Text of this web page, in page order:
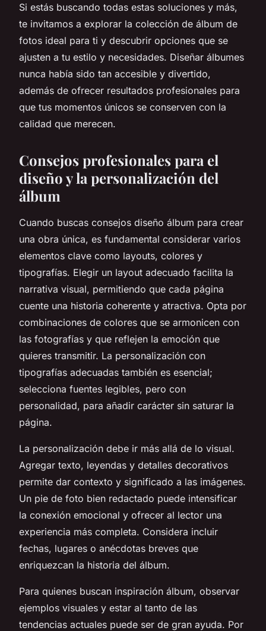
Si estás buscando todas estas soluciones y más,
te invitamos a explorar la colección de álbum de
fotos ideal para ti y descubrir opciones que se
ajusten a tu estilo y necesidades. Diseñar álbumes
nunca había sido tan accesible y divertido,
además de ofrecer resultados profesionales para
que tus momentos únicos se conserven con la
calidad que merecen.
Consejos profesionales para el
diseño y la personalización del
álbum
Cuando buscas consejos diseño álbum para crear
una obra única, es fundamental considerar varios
elementos clave como layouts, colores y
tipografías. Elegir un layout adecuado facilita la
narrativa visual, permitiendo que cada página
cuente una historia coherente y atractiva. Opta por
combinaciones de colores que se armonicen con
las fotografías y que reflejen la emoción que
quieres transmitir. La personalización con
tipografías adecuadas también es esencial;
selecciona fuentes legibles, pero con
personalidad, para añadir carácter sin saturar la
página.
La personalización debe ir más allá de lo visual.
Agregar texto, leyendas y detalles decorativos
permite dar contexto y significado a las imágenes.
Un pie de foto bien redactado puede intensificar
la conexión emocional y ofrecer al lector una
experiencia más completa. Considera incluir
fechas, lugares o anécdotas breves que
enriquezcan la historia del álbum.
Para quienes buscan inspiración álbum, observar
ejemplos visuales y estar al tanto de las
tendencias actuales puede ser de gran ayuda. Por